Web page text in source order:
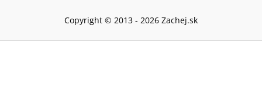
Copyright © 2013 - 2026 Zachej.sk